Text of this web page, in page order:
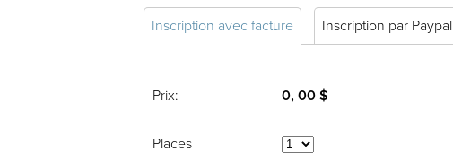
Inscription avec facture Inscription par Paypal
Prix: 0, 00 $
Places